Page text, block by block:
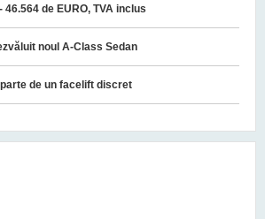
de EURO, TVA inclus
noul A-Class Sedan
de un facelift discret